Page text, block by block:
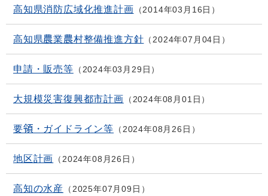
高知県消防広域化推進計画 2014年03月16日
高知県農業農村整備推進方針 2024年07月04日
申請・販売等 2024年03月29日
大規模災害復興都市計画 2024年08月01日
要領・ガイドライン等 2024年08月26日
地区計画 2024年08月26日
高知の水産 2025年07月09日